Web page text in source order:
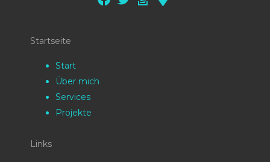
Startseite
Start
Über mich
Services
Projekte
Links